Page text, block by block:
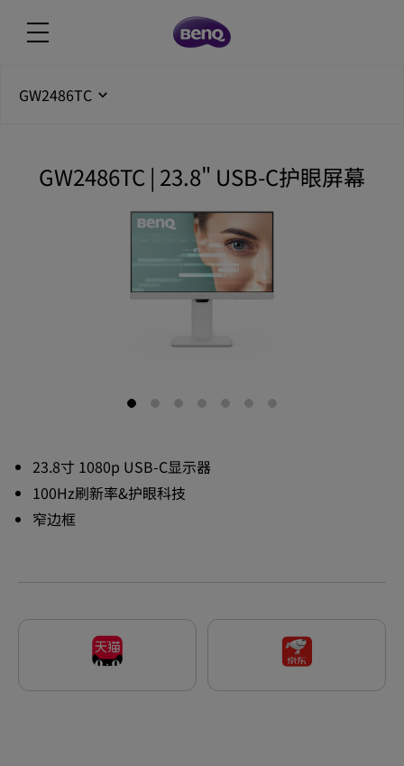
GW2486TC
GW2486TC | 23.8" USB-C护眼屏幕
23.8寸 1080p USB-C显示器
100Hz刷新率&护眼科技
窄边框